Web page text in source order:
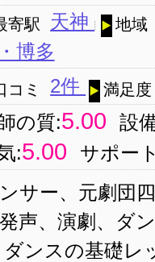
寄駅 天神 地域
博多
コミ 2件 満足度
の質:5.00
設
:5.00
サポー
サー、元劇団
声、演劇、ダ
ンスの基礎レ